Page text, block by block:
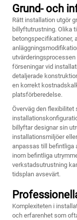
Grund- och
Rätt installation utgör
billyftutrustning. Olika
betongspecifikationer,
förseningar vid
detaljerade
en korrekt
platsförberedelse.
Överväg den flexibilitet
billyftar designar sin
installationsmiljöer
anpassas till befintliga
inom befintliga
verkstadsutrustning
tidsplan avsevärt.
Komplexiteten i
och erfarenhet som